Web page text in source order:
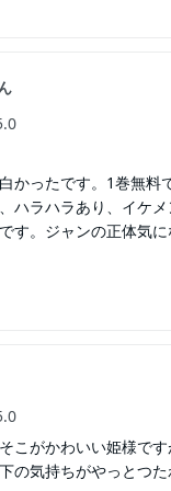
かったです。1巻無料
ハラハラあり、イケ
す。ジャンの正体気に
こがかわいい姫様で
の気持ちがやっとつ